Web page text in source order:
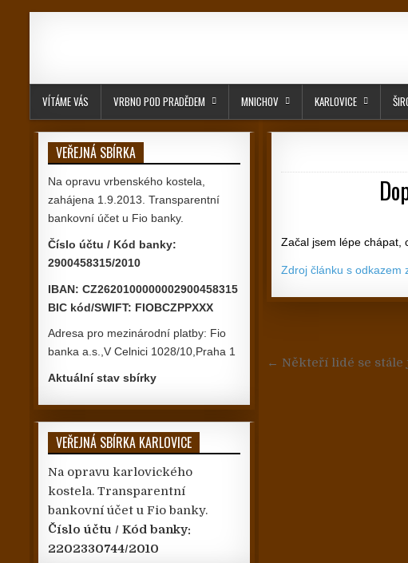
VÍTÁME VÁS VRBNO POD PRADĚDEM MNICHOV KARLOVICE
Začal jsem lépe chápat,
Zdroj článku s odkazem
Navigace
← Někteří lidé se
VEŘEJNÁ SBÍRKA
Na opravu vrbenského kostela,
zahájena 1.9.2013. Transparentní
bankovní účet u Fio banky.
Číslo účtu / Kód banky:
2900458315/2010
IBAN: CZ2620100000002900458315
BIC kód/SWIFT: FIOBCZPPXXX
Adresa pro mezinárodní platby: Fio
banka a.s.,V Celnici 1028/10,Praha 1
Aktuální stav sbírky
VEŘEJNÁ SBÍRKA KARLOVICE
Na opravu karlovického
kostela. Transparentní
bankovní účet u Fio banky.
Číslo účtu / Kód banky:
2202330744/2010